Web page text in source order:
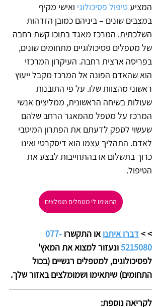
המציע טיפול פסיכולוגי ואישי מקיף
במצבים שונים – ביניהם כמובן הזדהות
השלכתית. המרכז מאגד בתוכו קשת רחבה
של מטפלים פסיכולוגיים מתחומים שונים,
בפריסה ארצית רחבה. העיקרון המרכזי
הוא שהאדם הפונה אל המרכז מקבל ייעוץ
ראשוני מהצוות שלו. על פי התובנות
שעולות בשיחה הראשונית, ממליצים אנשי
המרכז על מטפל מהמאגר הרחב שלהם
שעשוי לספק לדעתם את הפתרון המיטבי
לאדם. התהליך עצמו הוא דיסקרטי ואינו
כרוך בתשלום או בהתחייבות לבצע את
הטיפול.
התאימו לי מטפלים מומלצים
>
> דברו איתנו או התקשרו 077-
5215080 ונעזור למצוא את המאץ'
לפסיכולוגים, למטפלים רגשיים (בכול
התחומים) שיתאימו ושמומלצים באזור שלך.
לקריאה נוספת: